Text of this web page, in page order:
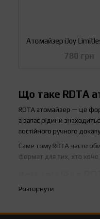
Що таке RDTA
RDTA атомайзер — це
а запас рідини
постійного ручного
Саме тому RDTA часто
формат для тих, хто хоче
RDTA атомайзери
себе.
Розгорнути
780 грн